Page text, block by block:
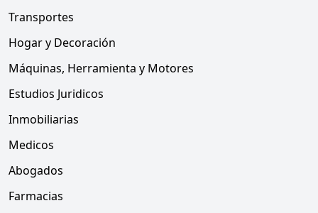
Transportes
Hogar y Decoración
Máquinas, Herramienta y Motores
Estudios Juridicos
Inmobiliarias
Medicos
Abogados
Farmacias